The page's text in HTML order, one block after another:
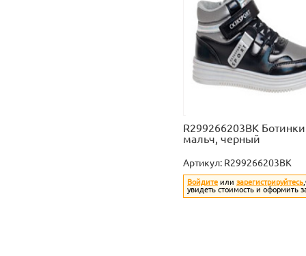
R299266203BK
мальч, черный
Артикул: R299266203BK
Войдите или зарегистрируйтесь
увидеть стоимость и оформить